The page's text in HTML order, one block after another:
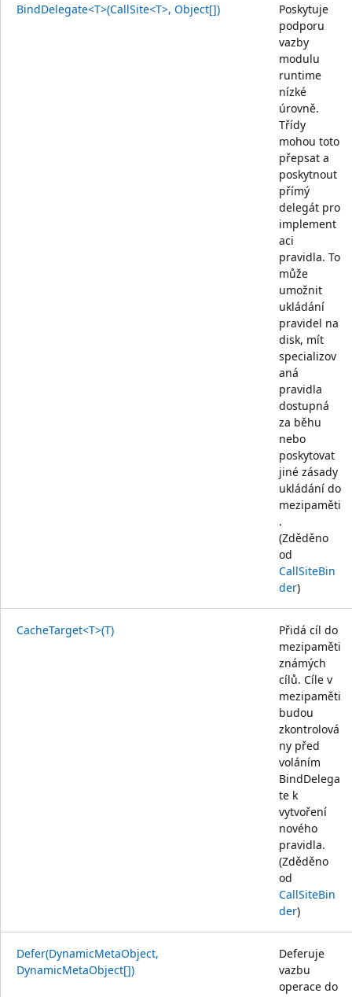
BindDelegate<T>(CallSite<T>, Object[])
Poskytuje
podporu
vazby
modulu
runtime
nízké
úrovně.
Třídy
mohou toto
přepsat a
poskytnout
přímý
delegát pro
implement
aci
pravidla. To
může
umožnit
ukládání
pravidel na
disk, mít
specializov
aná
pravidla
dostupná
za běhu
nebo
poskytovat
jiné zásady
ukládání do
mezipaměti
.
(Zděděno
od
CallSiteBin
der)
CacheTarget<T>(T)
Přidá cíl do
mezipaměti
známých
cílů. Cíle v
mezipaměti
budou
zkontrolová
ny před
voláním
BindDelega
te k
vytvoření
nového
pravidla.
(Zděděno
od
CallSiteBin
der)
Defer(DynamicMetaObject,
DynamicMetaObject[])
Deferuje
vazbu
operace do